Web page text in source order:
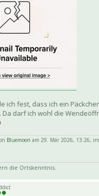
ich fest, dass ich ein
Da darf ich wohl die
Bluemoon am 29. Mär 2026, 13:26,
die Ortskenntnis.